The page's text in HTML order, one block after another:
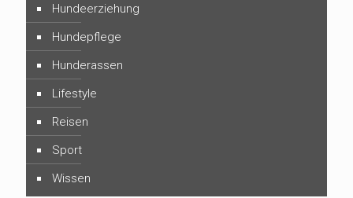
Hundeerziehung
Hundepflege
Hunderassen
Lifestyle
Reisen
Sport
Wissen